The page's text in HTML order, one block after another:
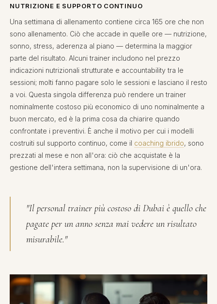
NUTRIZIONE E SUPPORTO CONTINUO
Una settimana di allenamento contiene circa 165 ore che non
sono allenamento. Ciò che accade in quelle ore — nutrizione,
sonno, stress, aderenza al piano — determina la maggior
parte del risultato. Alcuni trainer includono nel prezzo
indicazioni nutrizionali strutturate e accountability tra le
sessioni; molti fanno pagare solo le sessioni e lasciano il resto
a voi. Questa singola differenza può rendere un trainer
nominalmente costoso più economico di uno nominalmente a
buon mercato, ed è la prima cosa da chiarire quando
confrontate i preventivi. È anche il motivo per cui i modelli
costruiti sul supporto continuo, come il coaching ibrido, sono
prezzati al mese e non all'ora: ciò che acquistate è la
gestione dell'intera settimana, non la supervisione di un'ora.
"Il personal trainer più costoso di Dubai è quello che
pagate per un anno senza mai vedere un risultato
misurabile."